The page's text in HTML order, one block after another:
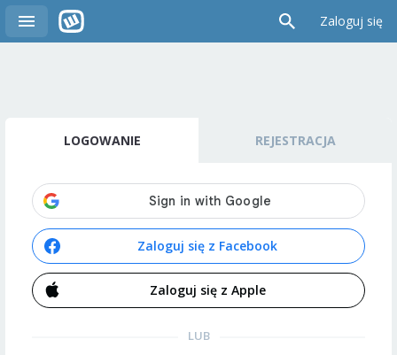
Zaloguj się
LOGOWANIE REJESTRACJA
Zaloguj się z Facebook
Zaloguj się z Apple
LUB